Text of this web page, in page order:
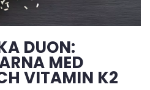
DUON:
MED
VITAMIN K2